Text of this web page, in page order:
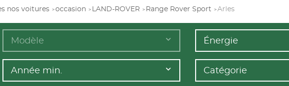
nos voitures occasion LAND-ROVER Range Rover Sport Arles
Modèle Énergie
Année min. Catégorie